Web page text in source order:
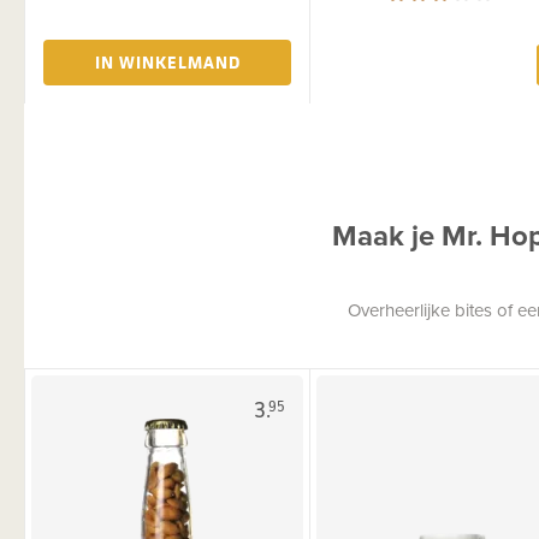
IN WINKELMAND
Maak je Mr.
Overheerlijke bites of
3.95